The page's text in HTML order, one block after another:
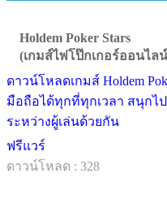
Holdem Poker Stars
(เกมส์ไพ่โป๊กเกอร์ออนไล
ดาวน์โหลดเกมส์ Holdem
มือถือได้ทุกที่ทุกเวลา สนุกไ
ระหว่างผู้เล่นด้วยกัน
ฟรีแวร์
ดาวน์โหลด : 328